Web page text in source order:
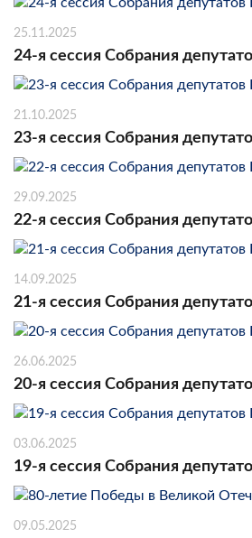
25.11.2025
24-я сессия Собрания
21.10.2025
23-я сессия Собрания
29.09.2025
22-я сессия Собрания
14.09.2025
21-я сессия Собрания
26.06.2025
20-я сессия Собрания
03.06.2025
19-я сессия Собрания
09.05.2025